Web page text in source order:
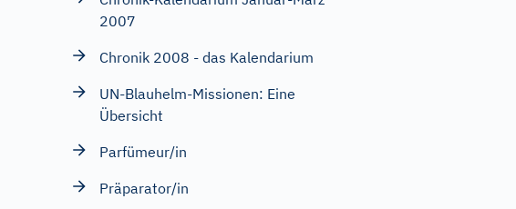
2007
Chronik 2008 - das Kalendarium
UN-Blauhelm-Missionen: Eine
Übersicht
Parfümeur/in
Präparator/in